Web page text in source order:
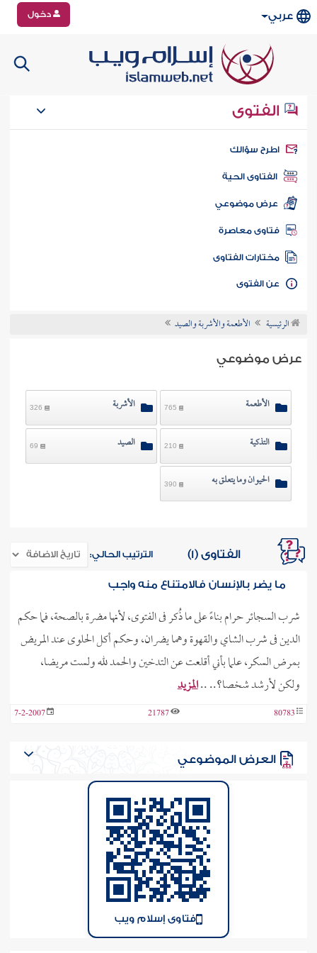
عربي دخول
الفتوى
سؤالك
الفتاوى الحية
عرض موضوعي
فتاوى معاصرة
مختارات الفتاوى
الفتوى
الرئيسية الأطعمة والأشربة والصيد
عرض موضوعي
الأطعمة الأشربة 326
التذكية الصيد 69
الحيوان وما يتعلق به
الفتاوى (1) الترتيب الحالي:
ما يضر بالإنسان فالامتناع منه واجب
شرب السجائر حرام بناءً على ما ذُكر فى الفتوى، لأنها مضرة بالصحة، فما حكم
الدين فى شرب الشاي والقهوة وهما يضران، وحكم أكل الحلوى عند المريض
بمرض السكر، علما بأني أقلعت عن التدخين والحمد لله ولست مريضا،
ولكن لأرشد شخصا؟.. ..المزيد
80783
21787
7-2-2007
العرض الموضوعي
فتاوى إسلام ويب